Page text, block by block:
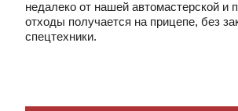
недалеко от нашей автомастерской и
отходы получается на прицепе, без
спецтехники.